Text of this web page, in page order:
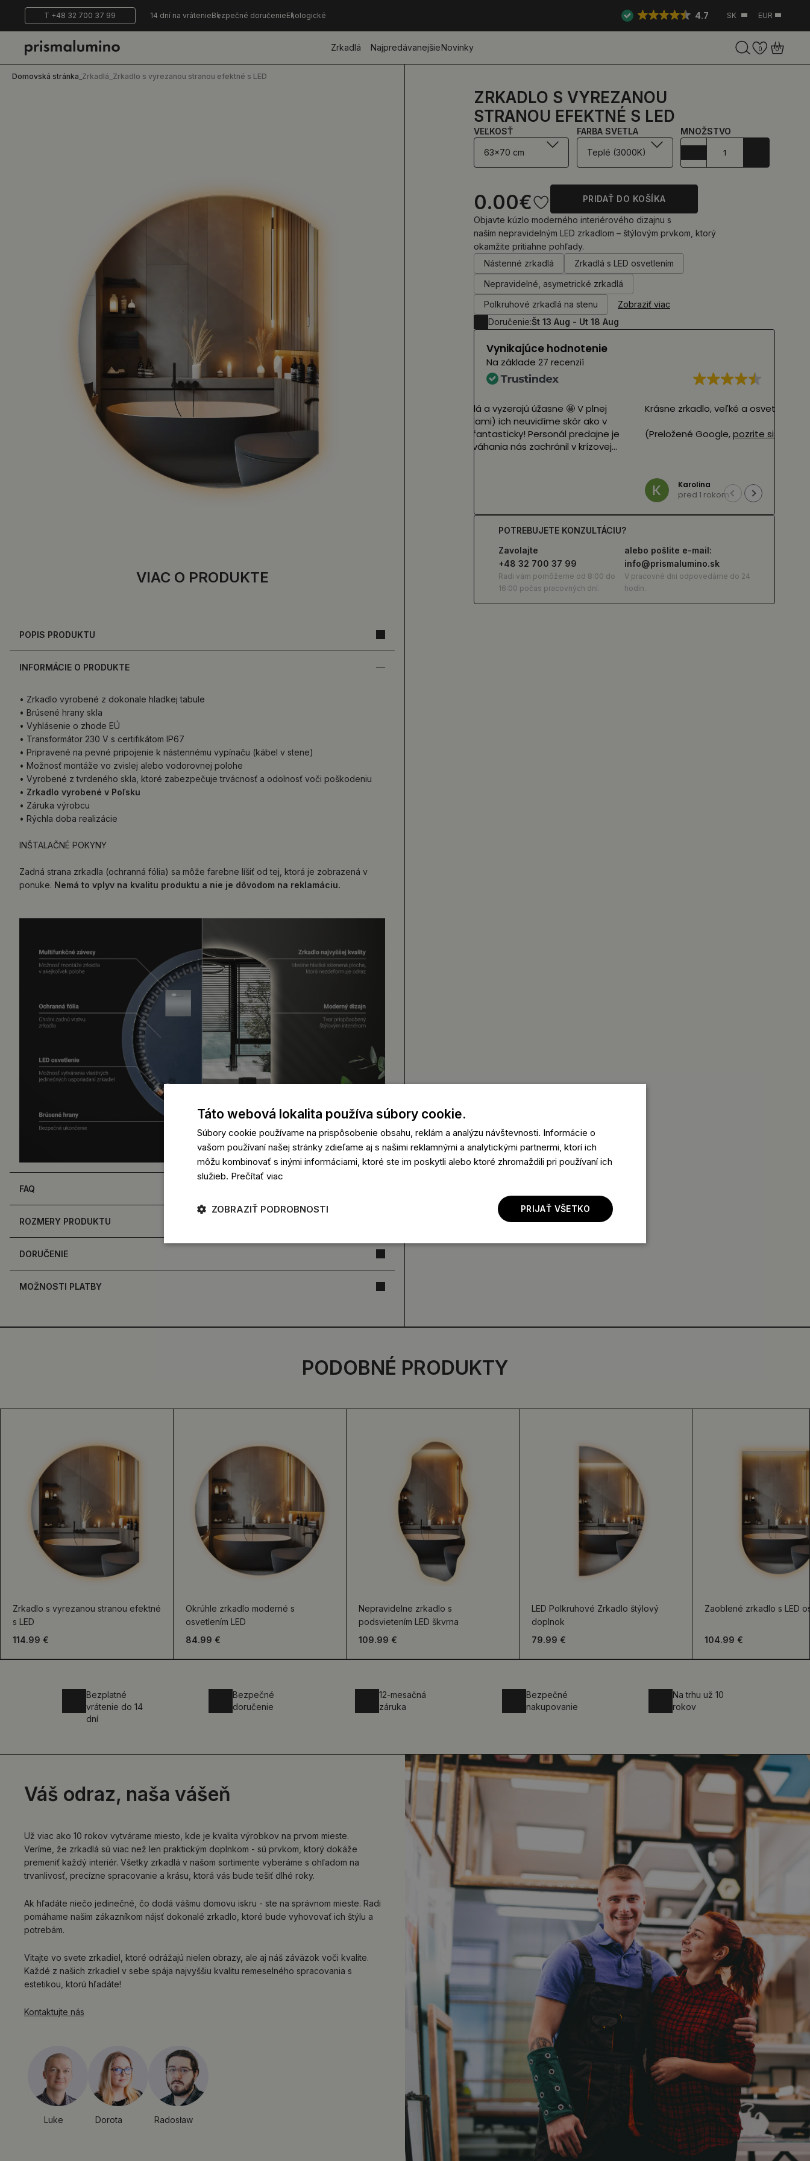
T +48 32 700 37 99 14 dní na vrátenieBezpečné doručenieEkologické 4.7 SK EUR
Zrkadlá NajpredávanejšieNovinky 0 0
Domovská stránka Zrkadlá Zrkadlo s vyrezanou stranou efektné s LED
VIAC O PRODUKTE
POPIS PRODUKTU
INFORMÁCIE O PRODUKTE
• Zrkadlo vyrobené z dokonale hladkej tabule
• Brúsené hrany skla
• Vyhlásenie o zhode EÚ
• Transformátor 230 V s certifikátom IP67
• Pripravené na pevné pripojenie k nástennému vypínaču (kábel v stene)
• Možnosť montáže vo zvislej alebo vodorovnej polohe
• Vyrobené z tvrdeného skla, ktoré zabezpečuje trvácnosť a odolnosť voči poškodeniu
• Zrkadlo vyrobené v Poľsku
• Záruka výrobcu
• Rýchla doba realizácie
INŠTALAČNÉ POKYNY
Zadná strana zrkadla (ochranná fólia) sa môže farebne líšiť od tej, ktorá je zobrazená v
ponuke. Nemá to vplyv na kvalitu produktu a nie je dôvodom na reklamáciu.
FAQ
ROZMERY PRODUKTU
DORUČENIE
MOŽNOSTI PLATBY
ZRKADLO S VYREZANOU
STRANOU EFEKTNÉ S LED
VEĽKOSŤ
63x70 cm
FARBA SVETLA
Teplé (3000K)
MNOŽSTVO
0.00€ PRIDAŤ DO KOŠÍKA
Objavte kúzlo moderného interiérového dizajnu s
naším nepravidelným LED zrkadlom – štýlovým prvkom, ktorý
okamžite pritiahne pohľady.
Nástenné zrkadlá
Zrkadlá s LED osvetlením
Nepravidelné, asymetrické zrkadlá
Polkruhové zrkadlá na stenu
Zobraziť viac
Doručenie:Št 13 Aug - Ut 18 Aug
Vynikajúce hodnotenie
Na základe 27 recenzií
Dnes sme dostali naše zrkadlá a vyzerajú úžasne 🤩 V plnej
kráse (so zapnutými LED diódami) ich neuvidíme skôr ako v
januári, ale už teraz vyzerajú fantasticky! Personál predajne je
neuveriteľne ochotný a bez váhania nás zachránil v krízovej
pozrite si originál)
POTREBUJETE KONZULTÁCIU?
Zavolajte
+48 32 700 37 99
Radi vám pomôžeme od 8:00 do
16:00 počas pracovných dní.
alebo pošlite e-mail:
info@prismalumino.sk
V pracovné dni odpovedáme do 24
hodín.
PODOBNÉ PRODUKTY
Zrkadlo s vyrezanou stranou efektné
s LED
114.99 €
Okrúhle zrkadlo moderné s
osvetlením LED
84.99 €
Nepravidelne zrkadlo s
podsvietením LED škvrna
109.99 €
LED Polkruhové Zrkadlo štýlový
doplnok
79.99 €
Zaoblené zrkadlo s LED
104.99 €
Bezplatné
vrátenie do 14
dní
Bezpečné
doručenie
12-mesačná
záruka
Bezpečné
nakupovanie
Na trhu už 10
rokov
Váš odraz, naša vášeň
Už viac ako 10 rokov vytvárame miesto, kde je kvalita výrobkov na prvom mieste.
Veríme, že zrkadlá sú viac než len praktickým doplnkom - sú prvkom, ktorý dokáže
premeniť každý interiér. Všetky zrkadlá v našom sortimente vyberáme s ohľadom na
trvanlivosť, precízne spracovanie a krásu, ktorá vás bude tešiť dlhé roky.
Ak hľadáte niečo jedinečné, čo dodá vášmu domovu iskru - ste na správnom mieste. Radi
pomáhame našim zákazníkom nájsť dokonalé zrkadlo, ktoré bude vyhovovať ich štýlu a
potrebám.
Vitajte vo svete zrkadiel, ktoré odrážajú nielen obrazy, ale aj náš záväzok voči kvalite.
Každé z našich zrkadiel v sebe spája najvyššiu kvalitu remeselného spracovania s
estetikou, ktorú hľadáte!
Kontaktujte nás
Luke Dorota Radosław
Táto webová lokalita používa súbory cookie.
Súbory cookie používame na prispôsobenie obsahu, reklám a analýzu návštevnosti. Informácie o
vašom používaní našej stránky zdieľame aj s našimi reklamnými a analytickými partnermi, ktorí ich
môžu kombinovať s inými informáciami, ktoré ste im poskytli alebo ktoré zhromaždili pri používaní ich
služieb. Prečítať viac
PRIJAŤ VŠETKO
ZOBRAZIŤ PODROBNOSTI